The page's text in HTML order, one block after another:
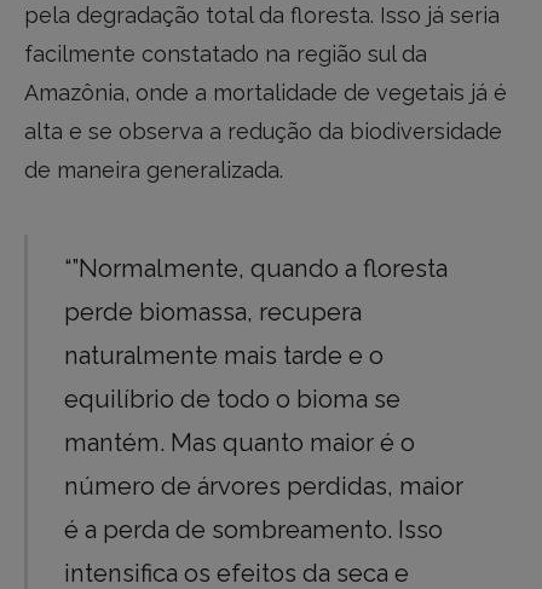
pela degradação total da floresta. Isso já seria
facilmente constatado na região sul da
Amazônia, onde a mortalidade de vegetais já é
alta e se observa a redução da biodiversidade
de maneira generalizada.
“”Normalmente, quando a floresta
perde biomassa, recupera
naturalmente mais tarde e o
equilíbrio de todo o bioma se
mantém. Mas quanto maior é o
número de árvores perdidas, maior
é a perda de sombreamento. Isso
intensifica os efeitos da seca e